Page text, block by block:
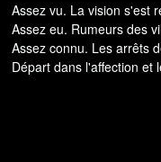
Assez vu. La vision s'est
Assez eu. Rumeurs des
Assez connu. Les arrêts
Départ dans l'affection et